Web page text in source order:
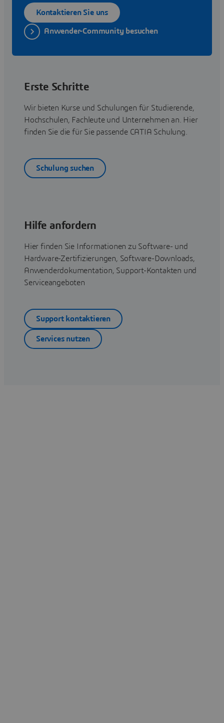
Kontaktieren Sie uns
Anwender-Community besuchen
Erste Schritte
Wir bieten Kurse und Schulungen für Studierende,
Hochschulen, Fachleute und Unternehmen an. Hier
finden Sie die für Sie passende CATIA Schulung.
Schulung suchen
Hilfe anfordern
Hier finden Sie Informationen zu Software- und
Hardware-Zertifizierungen, Software-Downloads,
Anwenderdokumentation, Support-Kontakten und
Serviceangeboten
Support kontaktieren
Services nutzen